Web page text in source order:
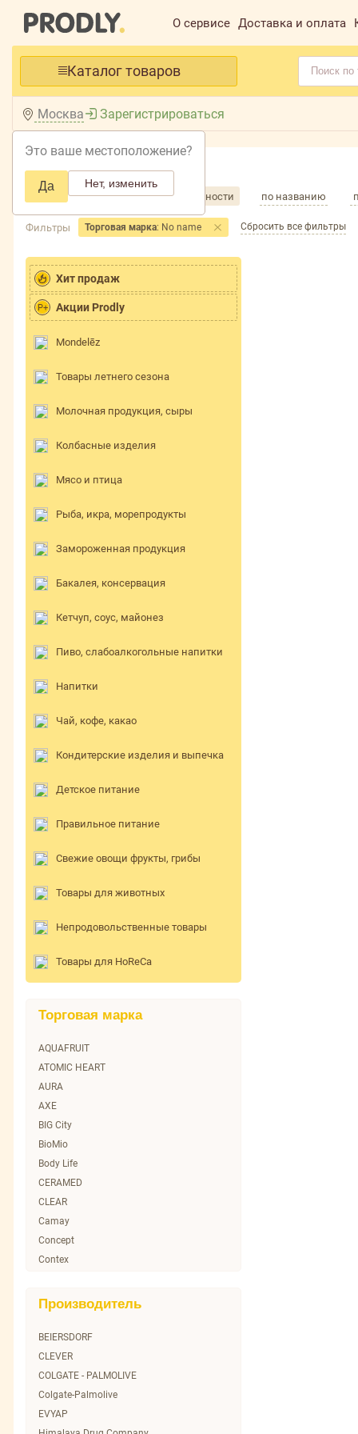
О сервисе Доставка и оплата
Каталог товаров
Москва
Это ваше местоположение?
Да Нет, изменить
Зарегистрироваться
Главная /Каталог /
Сортировка товаров по популярности по названию
Фильтры Торговая марка: No name Сбросить все фильтры
Хит продаж
P+ Акции Prodly
Mondelēz
Товары летнего сезона
Молочная продукция, сыры
Колбасные изделия
Мясо и птица
Рыба, икра, морепродукты
Замороженная продукция
Бакалея, консервация
Кетчуп, соус, майонез
Пиво, слабоалкогольные напитки
Напитки
Чай, кофе, какао
Кондитерские изделия и выпечка
Детское питание
Правильное питание
Свежие овощи фрукты, грибы
Товары для животных
Непродовольственные товары
Товары для HoReCa
Торговая марка
AQUAFRUIT
ATOMIC HEART
AURA
AXE
BIG City
BioMio
Body Life
CERAMED
CLEAR
Camay
Concept
Contex
DEONICA
Dream Nature
EVO LABORATOIRES
FRESH PUNCH
Greenfield
LACTACYD
Производитель
BEIERSDORF
CLEVER
COLGATE - PALMOLIVE
Colgate-Palmolive
EVYAP